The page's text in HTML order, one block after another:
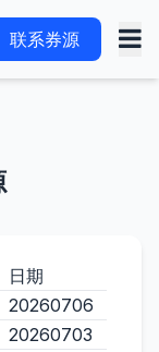
联系券源
日期
20260706
20260703